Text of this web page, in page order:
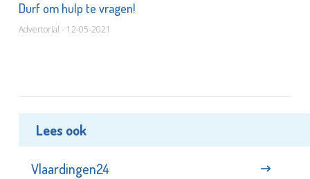
Durf om hulp te vragen!
Advertorial - 12-05-2021
Lees ook
Vlaardingen24